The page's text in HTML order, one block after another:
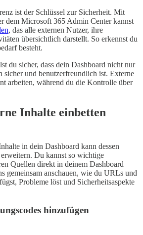
ist der Schlüssel zur Sicherheit. Mit
dem Microsoft 365 Admin Center kannst
, das alle externen Nutzer, ihre
übersichtlich darstellt. So erkennst du
besteht.
du sicher, dass dein Dashboard nicht nur
sicher und benutzerfreundlich ist. Externe
arbeiten, während du die Kontrolle über
Inhalte einbetten
in dein Dashboard kann dessen
Du kannst so wichtige
Quellen direkt in deinem Dashboard
gemeinsam anschauen, wie du URLs und
Probleme löst und Sicherheitsaspekte
hinzufügen